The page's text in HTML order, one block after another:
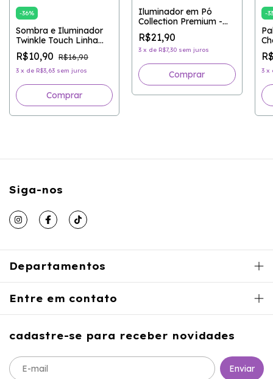
-36%
Sombra e Iluminador
Twinkle Touch Linha
Rosa - RUBY ROSE
R$10,90 R$16,90
3 x de R$3,63 sem juros
Comprar
Iluminador em Pó
Collection Premium -
PLAYBOY
R$21,90
3 x de R$7,30 sem juros
Comprar
-33
3 x
Siga-nos
Departamentos
Entre em contato
cadastre-se para receber novidades